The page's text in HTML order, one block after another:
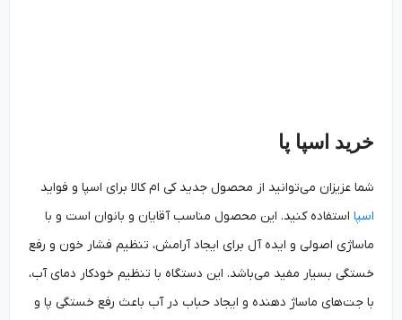
خرید اسپا پا
شما عزیزان می‌توانید از محصول جدید کی ام کالا برای اسپا و فواید
استفاده کنید. این محصول مناسب آقایان و بانوان است و با
ماساژی اصولی و ایده آل برای ایجاد آرامش، تنظیم فشار خون و رفع
خستگی بسیار مفید می‌باشد. این دستگاه با تنظیم خودکار دمای آب،
با جت‌های ماساژ دهنده و ایجاد حباب در آب باعث رفع خستگی پا و